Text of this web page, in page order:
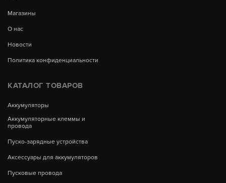
Магазины
О нас
Новости
Политика конфиденциальности
КАТАЛОГ ТОВАРОВ
Аккумуляторы
Аккумуляторные клеммы и
провода
Пуско-зарядные устройства
Аксессуары для аккумуляторов
Пусковые провода